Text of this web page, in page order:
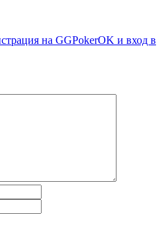
на GGPokerOK и вход в